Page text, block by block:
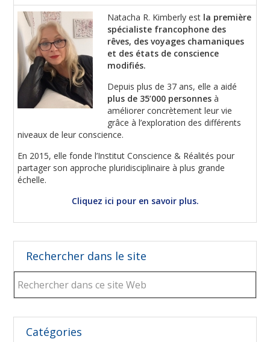
Natacha R. Kimberly est la première
spécialiste francophone des
rêves, des voyages chamaniques
et des états de conscience
modifiés.
Depuis plus de 37 ans, elle a aidé
plus de 35’000 personnes à
améliorer concrètement leur vie
grâce à l’exploration des différents
niveaux de leur conscience.
En 2015, elle fonde l’Institut Conscience & Réalités pour
partager son approche pluridisciplinaire à plus grande
échelle.
Cliquez ici pour en savoir plus.
Rechercher dans le site
dans
ce
Catégories